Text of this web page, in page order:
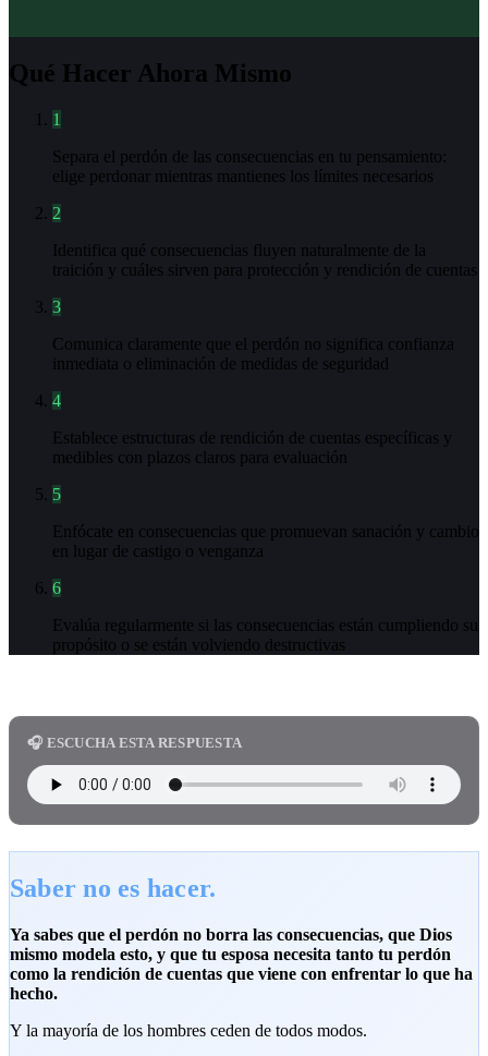
Qué Hacer Ahora Mismo
1
Separa el perdón de las consecuencias en tu pensamiento:
elige perdonar mientras mantienes los límites necesarios
2
Identifica qué consecuencias fluyen naturalmente de la
traición y cuáles sirven para protección y rendición de cuentas
3
Comunica claramente que el perdón no significa confianza
inmediata o eliminación de medidas de seguridad
4
Establece estructuras de rendición de cuentas específicas y
medibles con plazos claros para evaluación
5
Enfócate en consecuencias que promuevan sanación y cambio
en lugar de castigo o venganza
6
Evalúa regularmente si las consecuencias están cumpliendo su
propósito o se están volviendo destructivas
🎧 ESCUCHA ESTA RESPUESTA
Saber no es hacer.
Ya sabes que el perdón no borra las consecuencias, que Dios
mismo modela esto, y que tu esposa necesita tanto tu perdón
como la rendición de cuentas que viene con enfrentar lo que ha
hecho.
Y la mayoría de los hombres ceden de todos modos.